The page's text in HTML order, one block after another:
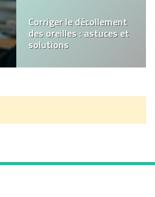
Slottica, le leader crypto
des casinos et paris
sportifs en ligne